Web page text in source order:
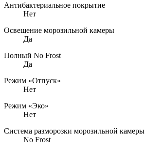
Антибактериальное покрытие
Нет
Освещение морозильной камеры
Да
Полный No Frost
Да
Режим «Отпуск»
Нет
Режим «Эко»
Нет
Система разморозки морозильной камеры
No Frost